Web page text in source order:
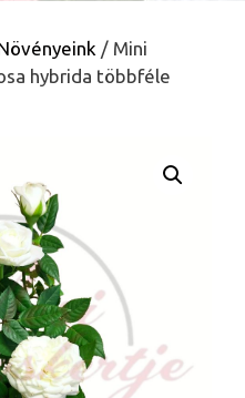
/ Mini
hybrida többféle